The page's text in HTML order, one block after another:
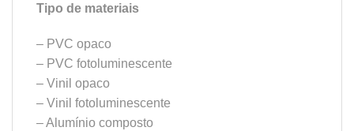
Tipo de materiais
– PVC opaco
– PVC fotoluminescente
– Vinil opaco
– Vinil fotoluminescente
– Alumínio composto